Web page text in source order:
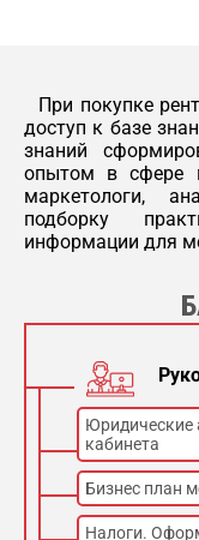
Диапазон
Время
Диапазон mAs
МТО MBA
Размер деки
Высота стола
При покупке
доступ к базе
знаний
опытом в сфере
маркетологи,
подборку
информации для
Юридические
кабинета
Бизнес план
Налоги.